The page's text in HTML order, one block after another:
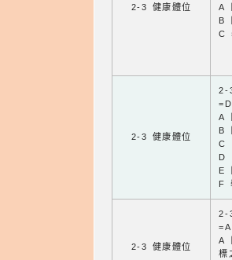
2-3 健康體位
A
B
C
2-3 健康體位
2-
A
B
C
D
E
F
2-3 健康體位
2-
A
標